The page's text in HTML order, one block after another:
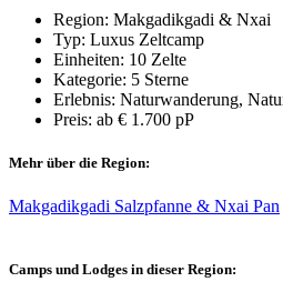
Region: Makgadikgadi & Nxai
Typ: Luxus Zeltcamp
Einheiten: 10 Zelte
Kategorie: 5 Sterne
Erlebnis: Naturwanderung,
Preis: ab € 1.700 pP
Mehr über die Region:
Makgadikgadi Salzpfanne & Nxai Pan
Camps und Lodges in dieser Region: